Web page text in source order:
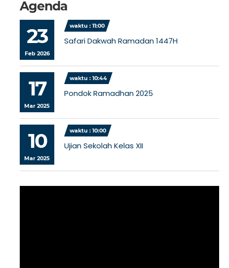
Agenda
23
Feb 2026
waktu : 11:00
Safari Dakwah Ramadan 1447H
17
Mar 2025
waktu : 10:44
Pondok Ramadhan 2025
10
Mar 2025
waktu : 10:00
Ujian Sekolah Kelas XII